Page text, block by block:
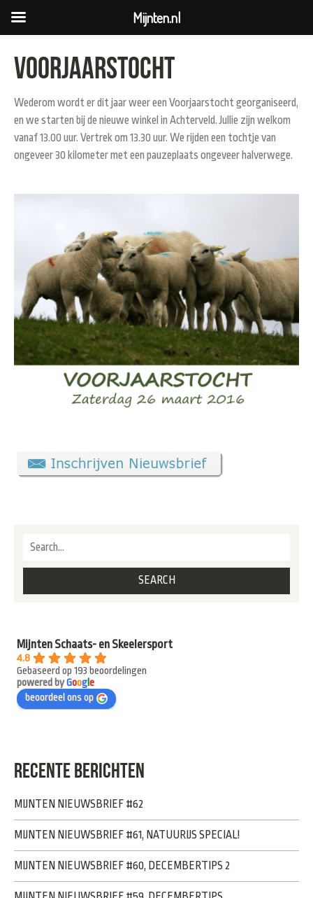
Voorjaarstocht
Wederom wordt er dit jaar weer een Voorjaarstocht georganiseerd,
en we starten bij de nieuwe winkel in Achterveld. Jullie zijn welkom
vanaf 13.00 uur. Vertrek om 13.30 uur. We rijden een tochtje van
ongeveer 30 kilometer met een pauzeplaats ongeveer halverwege.
Mijnten Schaats- en Skeelersport
4.8
Gebaseerd op 193 beoordelingen
powered byGoogle
beoordeel ons op
RECENTE BERICHTEN
MIJNTEN NIEUWSBRIEF #62
MIJNTEN NIEUWSBRIEF #61, NATUURIJS SPECIAL!
MIJNTEN NIEUWSBRIEF #60, DECEMBERTIPS 2
Mijnten.nl